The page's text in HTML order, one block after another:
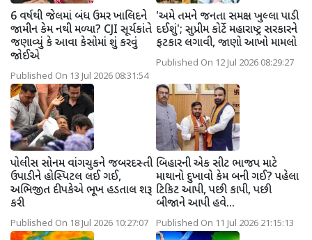
6 વર્ષથી જેલમાં બંધ ઉમર ખાલિદને
જામીન કેમ નથી મળ્યા? CJI સૂર્યકાંતે
જણાવ્યું કે આવા કેસોમાં શું કરવું
જોઈએ
Published On 13 Jul 2026 08:31:54
'અમે તમને જનતા સમક્ષ ખુલ્લા પાડી
દઈશું'; સુપ્રીમ કોર્ટે મહારાષ્ટ્ર સરકારને
ફટકાર લગાવી, જાણો આખો મામલો
Published On 12 Jul 2026 08:29:27
પોલીસ સોનમ વાંગચુકને જબરદસ્તી
ઉપાડીને હોસ્પિટલ લઈ ગઈ,
અભિજીત દીપકેએ ભૂખ હડતાલ શરૂ
કરી
Published On 18 Jul 2026 10:27:07
બિહારની એક સીટ ભાજપ માટે
માથાનો દુખાવો કેમ બની ગઈ? પહેલા
ટિકિટ આપી, પછી કાપી, પછી
બીજાને આપી હવે...
Published On 11 Jul 2026 21:15:13